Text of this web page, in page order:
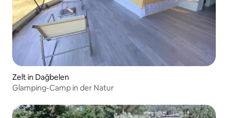
Zelt in Dağbelen
Glamping-Camp in der Natur